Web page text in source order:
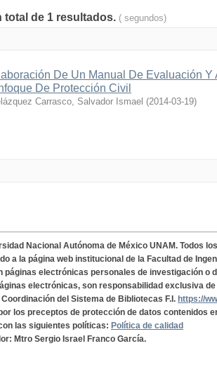
total de 1 resultados. ( segundos)
De Un Manual De Evaluación
De Protección Civil
Carrasco, Salvador Ismael (2014-03-19)
Nacional Autónoma de México UNAM. Todos
a la página web institucional de la Facultad de
páginas electrónicas personales de investigación o
electrónicas, son responsabilidad exclusiva
del Sistema de Bibliotecas F.I. https://
los preceptos de protección de datos contenidos
las siguientes políticas: Política de calidad
Mtro Sergio Israel Franco García.